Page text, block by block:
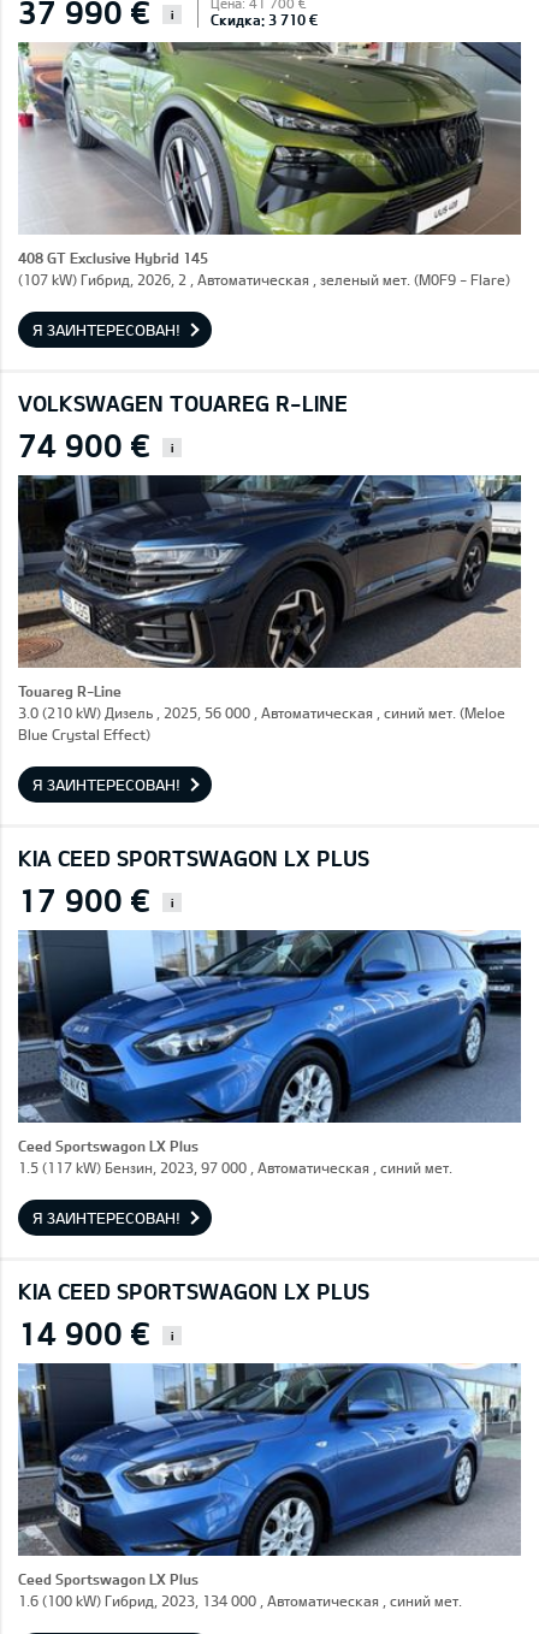
37 990 € i Скидка: 3 710 €
408 GT Exclusive Hybrid 145
(107 kW) Гибрид, 2026, 2 , Автоматическая , зеленый мет. (M0F9 - Flare)
Я ЗАИНТЕРЕСОВАН!
VOLKSWAGEN TOUAREG R-LINE
74 900 € i
Touareg R-Line
3.0 (210 kW) Дизель , 2025, 56 000 , Автоматическая , синий мет. (Meloe
Blue Crystal Effect)
Я ЗАИНТЕРЕСОВАН!
KIA CEED SPORTSWAGON LX PLUS
17 900 € i
Ceed Sportswagon LX Plus
1.5 (117 kW) Бензин, 2023, 97 000 , Автоматическая , синий мет.
Я ЗАИНТЕРЕСОВАН!
KIA CEED SPORTSWAGON LX PLUS
14 900 € i
Ceed Sportswagon LX Plus
1.6 (100 kW) Гибрид, 2023, 134 000 , Автоматическая , синий мет.